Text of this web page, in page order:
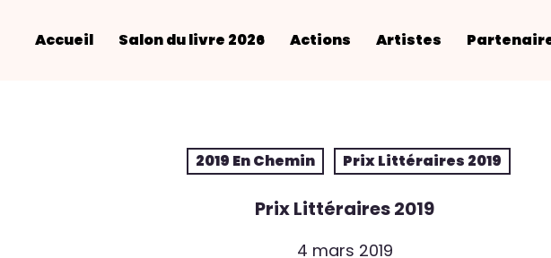
Accueil Salon du livre 2026 Actions Artistes
2019 En Chemin Prix Littéraires 2019
Prix Littéraires 2019
4 mars 2019